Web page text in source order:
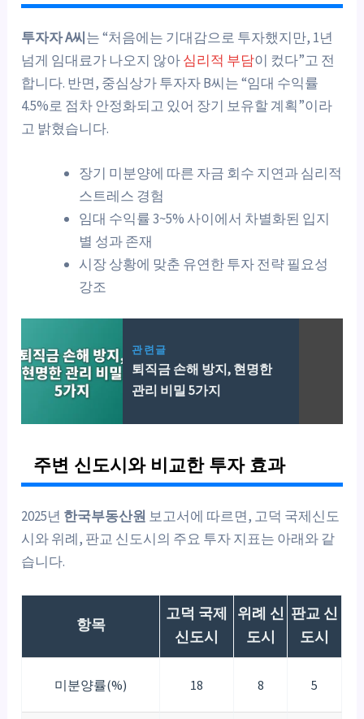
투자자 A씨는 “처음에는 기대감으로 투자했지만, 1년
넘게 임대료가 나오지 않아심리적 부담이 컸다”고 전
합니다. 반면, 중심상가 투자자 B씨는 “임대 수익률
4.5%로 점차 안정화되고 있어 장기 보유할 계획”이라
고 밝혔습니다.
장기 미분양에 따른 자금 회수 지연과 심리적
스트레스 경험
임대 수익률 3~5% 사이에서 차별화된 입지
별 성과 존재
시장 상황에 맞춘 유연한 투자 전략 필요성
강조
관련글
퇴직금 손해 방지, 현명한
관리 비밀 5가지
주변 신도시와 비교한 투자 효과
2025년 한국부동산원 보고서에 따르면, 고덕 국제신도
시와 위례, 판교 신도시의 주요 투자 지표는 아래와 같
습니다.
항목
고덕 국제
신도시
위례 신
도시
판교 신
도시
미분양률(%) 18 8 5